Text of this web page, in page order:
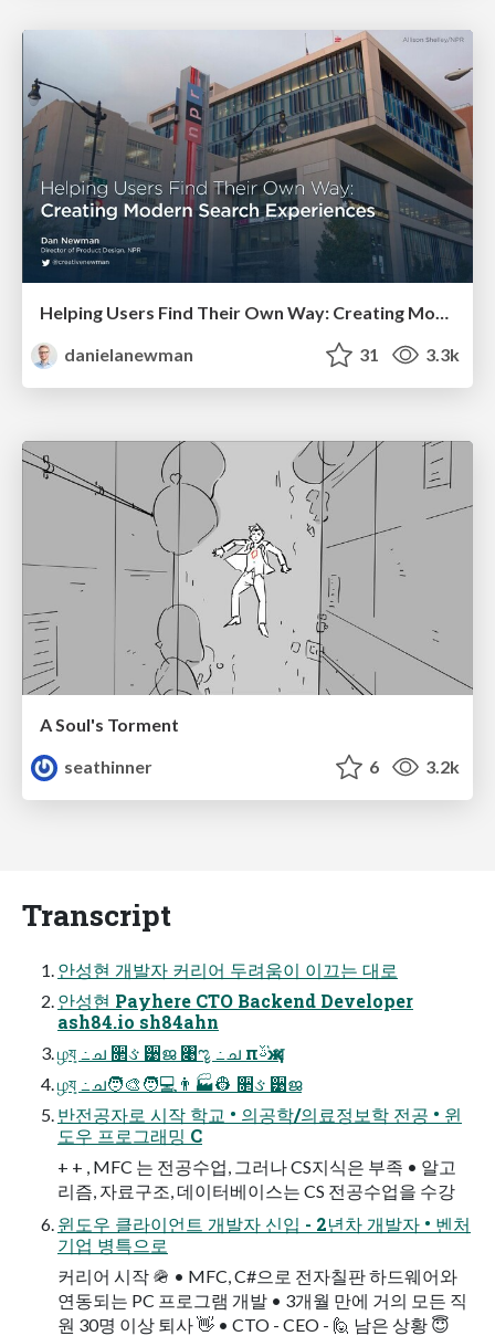
Helping Users Find Their Own Way: Creating Modern Search Experiences
danielanewman
31 3.3k
A Soul's Torment
seathinner
6 3.2k
Transcript
안성현 개발자 커리어 두려움이 이끄는 대로
안성현 Payhere CTO Backend Developer
ash84.io sh84ahn
ழܻয ߸ച ૒ઙ ੹ജ ৉ೡ ߸ച пࢿҗ ҅थ
ழܻয ߸ച🧑🎨🧑💻👨🏭👷 ૒ઙ ੹ജ
반전공자로 시작 학교 • 의공학/의료정보학 전공 • 윈
도우 프로그래밍 C
+ + , MFC 는 전공수업, 그러나 CS지식은 부족 • 알고
리즘, 자료구조, 데이터베이스는 CS 전공수업을 수강
윈도우 클라이언트 개발자 신입 - 2년차 개발자 • 벤처
기업 병특으로
커리어 시작 🪖 • MFC, C#으로 전자칠판 하드웨어와
연동되는 PC 프로그램 개발 • 3개월 만에 거의 모든 직
원 30명 이상 퇴사 👋 • CTO - CEO - 🙋 남은 상황 😇